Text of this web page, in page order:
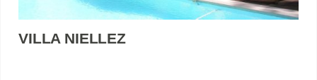
VILLA NIELLEZ